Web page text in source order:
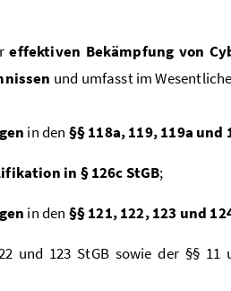
effektiven Bekämpfung von
und umfasst im
in den §§ 118a, 119, 119a und
in § 126c StGB;
in den §§ 121, 122, 123 und
und 123 StGB sowie der §§ 11